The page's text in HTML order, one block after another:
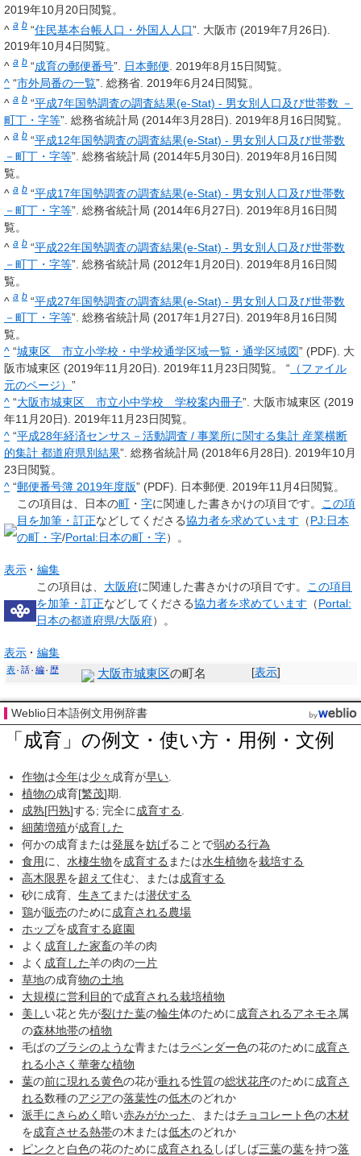
2019年10月20日閲覧。
^ a b “住民基本台帳人口・外国人人口”. 大阪市 (2019年7月26日).
2019年10月4日閲覧。
^ a b “成育の郵便番号”. 日本郵便 2019年8月15日閲覧。
^ “市外局番の一覧”. 総務省. 2019年6月24日閲覧。
^ a b “平成7年国勢調査の調査結果(e-Stat) - 男女別人口及び世帯数 －
町丁・字等”. 総務省統計局 (2014年3月28日). 2019年8月16日閲覧。
^ a b “平成12年国勢調査の調査結果(e-Stat) - 男女別人口及び世帯数
－町丁・字等”. 総務省統計局 (2014年5月30日). 2019年8月16日閲
覧。
^ a b “平成17年国勢調査の調査結果(e-Stat) - 男女別人口及び世帯数
－町丁・字等”. 総務省統計局 (2014年6月27日). 2019年8月16日閲
覧。
^ a b “平成22年国勢調査の調査結果(e-Stat) - 男女別人口及び世帯数
－町丁・字等”. 総務省統計局 (2012年1月20日). 2019年8月16日閲
覧。
^ a b “平成27年国勢調査の調査結果(e-Stat) - 男女別人口及び世帯数
－町丁・字等”. 総務省統計局 (2017年1月27日). 2019年8月16日閲
覧。
^ “城東区 市立小学校・中学校通学区域一覧・通学区域図” (PDF). 大
阪市城東区 (2019年11月20日). 2019年11月23日閲覧。 “ （ファイル
元のページ） ”
^ “大阪市城東区 市立小中学校 学校案内冊子”. 大阪市城東区 (2019
年11月20日). 2019年11月23日閲覧。
^ “平成28年経済センサス－活動調査 / 事業所に関する集計 産業横断
的集計 都道府県別結果”. 総務省統計局 (2018年6月28日). 2019年10月
23日閲覧。
^ “郵便番号簿 2019年度版” (PDF). 日本郵便. 2019年11月4日閲覧。
この項目は、日本の町 ・ 字に関連した書きかけの項目 です。 この項
目を加筆・訂正などしてくださる協力者を求めています （PJ:日本
の町・字/Portal:日本の町・字）。
表示
編集
この項目は、 大阪府に関連した書きかけの項目 です。 この項目
を加筆・訂正などしてくださる協力者を求めています （Portal:
日本の都道府県/大阪府）。
表示
編集
[表示]
表 話 編 歴 大阪市城東区の町名
Weblio日本語例文用例辞書
「成育」の例文・使い方・用例・文例
作物は今年は少々 成育が早い.
植物の成育[繁茂]期.
成熟[円熟]する; 完全に成育する.
細菌増殖が成育した
何かの成育または発展を妨げることで弱める行為
食用に、水棲生物を成育する または水生植物を栽培する
高木限界を超えて住む、または成育する
砂に成育、生きてまたは潜伏する
鶏が販売のために成育される農場
ホップを成育する庭園
よく 成育した家畜の羊の肉
よく 成育した羊の肉の一片
草地の成育物の土地
大規模に営利目的で成育される栽培植物
美しい花と先が裂けた葉の輪生体のために成育されるアネモネ属
の森林地帯の植物
毛ばのブラシのような青またはラベンダー色の花のために成育さ
れる小さく華奢な植物
葉の前に現れる黄色の花が垂れる性質の総状花序のために成育さ
れる数種のアジアの落葉性の低木のどれか
派手にきらめく暗い赤みがかった、またはチョコレート色の木材
を成育させる熱帯の木または低木のどれか
ピンク と 白色の花のために成育される しばしば三葉の葉を持つ落